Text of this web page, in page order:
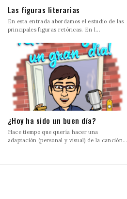
Las figuras literarias
En esta entrada abordamos el estudio de las
principales figuras retóricas. En l...
¿Hoy ha sido un buen día?
Hace tiempo que quería hacer una
adaptación (personal y visual) de la canción...